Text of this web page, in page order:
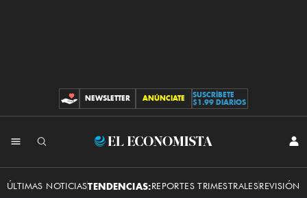
CONTRIBUCIONES
NEWSLETTER ANÚNCIATE
SUSCRÍBETE
$1.99 DIARIOS
El
Economista
ÚLTIMAS NOTICIASTENDENCIAS:REPORTES TRIMESTRALESREVISIÓN